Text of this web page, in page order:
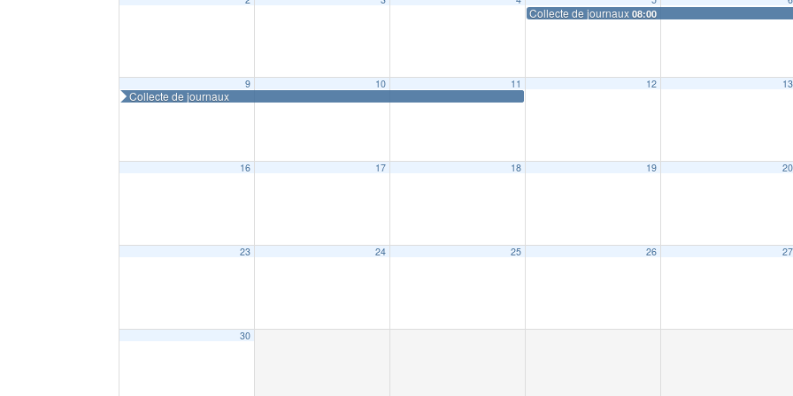
Collecte de journaux08:00
9
Collecte de journaux
10 11 12 13
16 17 18 19 20
23 24 25 26 27
30